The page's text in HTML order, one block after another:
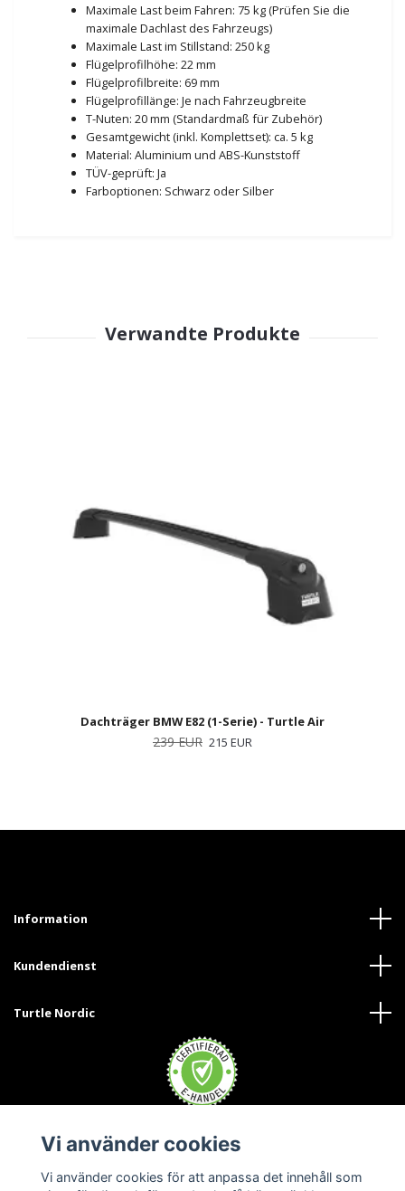
Maximale Last beim Fahren: 75 kg (Prüfen Sie die
maximale Dachlast des Fahrzeugs)
Maximale Last im Stillstand: 250 kg
Flügelprofilhöhe: 22 mm
Flügelprofilbreite: 69 mm
Flügelprofillänge: Je nach Fahrzeugbreite
T-Nuten: 20 mm (Standardmaß für Zubehör)
Gesamtgewicht (inkl. Komplettset): ca. 5 kg
Material: Aluminium und ABS-Kunststoff
TÜV-geprüft: Ja
Farboptionen: Schwarz oder Silber
Dachträger BMW E82 (1-Serie) - Turtle Air
239 EUR 215 EUR
Information
Kundendienst
Turtle Nordic
Vi använder cookies
Vi använder cookies för att anpassa det innehåll som